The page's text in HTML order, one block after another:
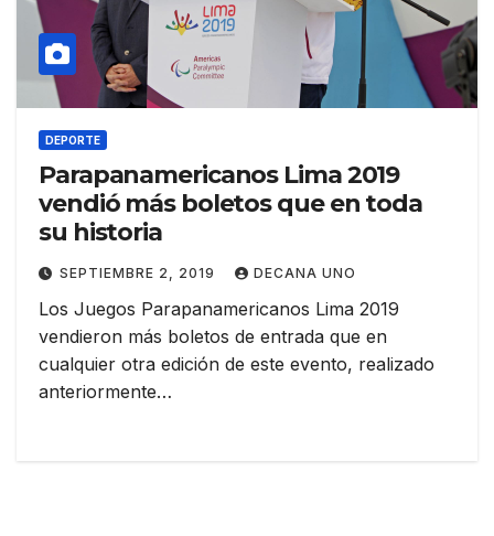
DEPORTE
Parapanamericanos Lima 2019
vendió más boletos que en toda
su historia
SEPTIEMBRE 2, 2019 DECANA UNO
Los Juegos Parapanamericanos Lima 2019
vendieron más boletos de entrada que en
cualquier otra edición de este evento, realizado
anteriormente…